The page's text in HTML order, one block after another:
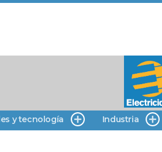
y tecnología Industria